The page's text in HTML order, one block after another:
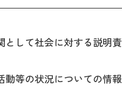
一般の方
証人の方
として社会に対する説明責
動等の状況についての情報